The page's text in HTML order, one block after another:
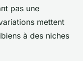
pas une
mettent
à des niches